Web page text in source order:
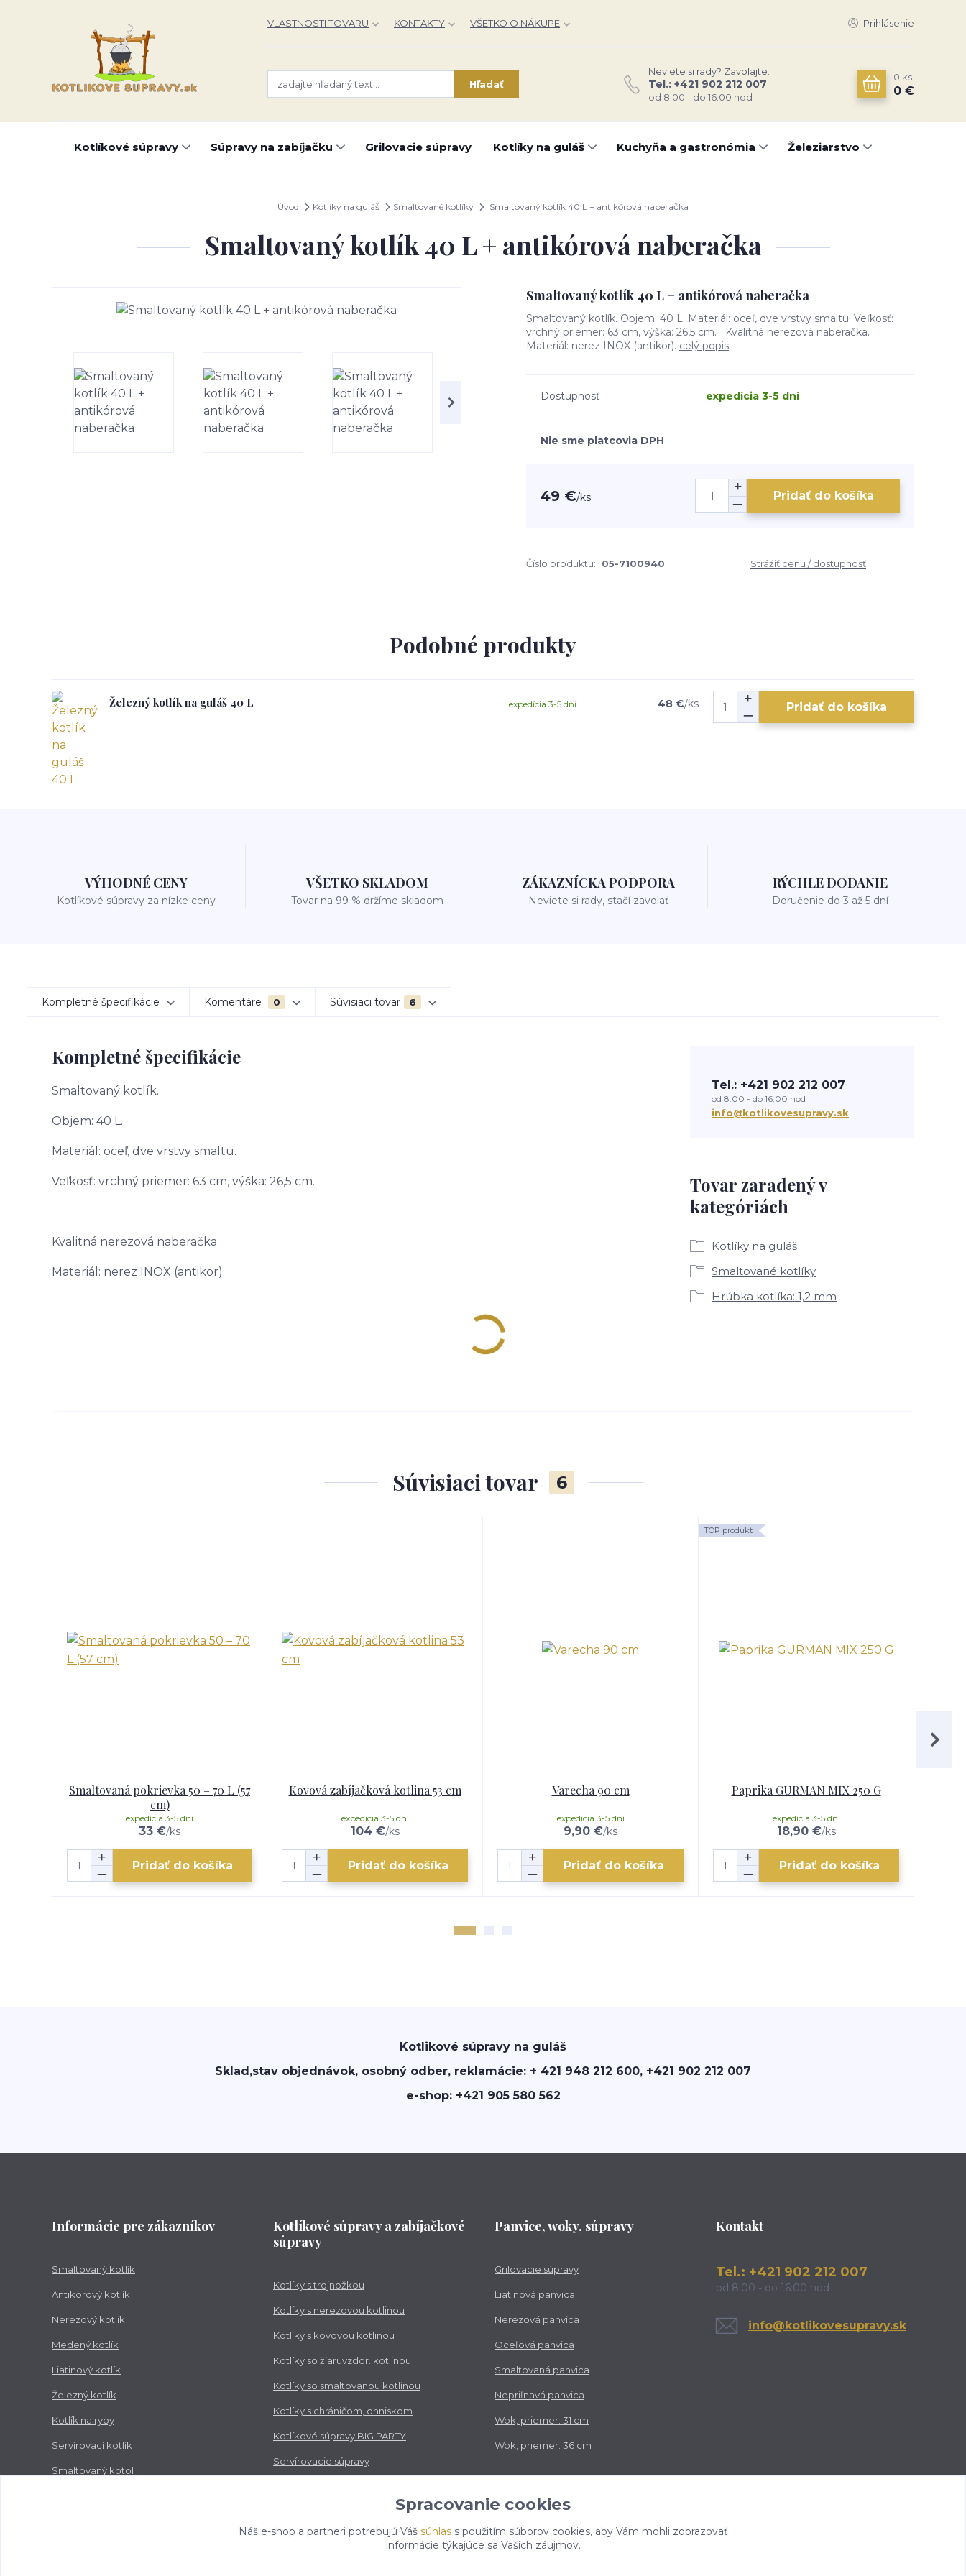
VLASTNOSTI TOVARU KONTAKTY VŠETKO O NÁKUPE Prihlásenie
Hľadať
Neviete si rady? Zavolajte.
Tel.: +421 902 212 007
od 8:00 - do 16:00 hod
0 ks
0 €
Kotlíkové súpravy Súpravy na zabíjačku Grilovacie súpravy Kotlíky na guláš Kuchyňa a gastronómia Železiarstvo
Úvod Kotlíky na guláš Smaltované kotlíky Smaltovaný kotlík 40 L + antikórová naberačka
Smaltovaný kotlík 40 L + antikórová naberačka
Smaltovaný kotlík 40 L + antikórová naberačka
Smaltovaný kotlík. Objem: 40 L. Materiál: oceľ, dve vrstvy smaltu. Veľkosť:
vrchný priemer: 63 cm, výška: 26,5 cm. Kvalitná nerezová naberačka.
Materiál: nerez INOX (antikor). celý popis
Dostupnosť expedícia 3-5 dní
Nie sme platcovia DPH
49 €/ks Pridať do košíka
Číslo produktu: 05-7100940 Strážiť cenu / dostupnosť
Podobné produkty
Železný kotlík na guláš 40 L 48 €/ks
expedícia 3-5 dní Pridať do košíka
VÝHODNÉ CENY
Kotlíkové súpravy za nízke ceny
VŠETKO SKLADOM
Tovar na 99 % držíme skladom
ZÁKAZNÍCKA PODPORA
Neviete si rady, stačí zavolať
RÝCHLE DODANIE
Doručenie do 3 až 5 dní
Kompletné špecifikácie Komentáre 0 Súvisiaci tovar 6
Kompletné špecifikácie
Smaltovaný kotlík.
Objem: 40 L.
Materiál: oceľ, dve vrstvy smaltu.
Veľkosť: vrchný priemer: 63 cm, výška: 26,5 cm.
Kvalitná nerezová naberačka.
Materiál: nerez INOX (antikor).
Tovar zaradený v
kategóriách
Kotlíky na guláš
Smaltované kotlíky
Hrúbka kotlíka: 1,2 mm
Tel.: +421 902 212 007
od 8:00 - do 16:00 hod
info@kotlikovesupravy.sk
Súvisiaci tovar 6
Smaltovaná pokrievka 50 – 70 L (57
cm)
33 €/ks
expedícia 3-5 dní
Pridať do košíka
Kovová zabíjačková kotlina 53 cm
104 €/ks
expedícia 3-5 dní
Pridať do košíka
Varecha 90 cm
9,90 €/ks
expedícia 3-5 dní
Pridať do košíka
TOP produkt
Paprika GURMAN MIX 250 G
18,90 €/ks
expedícia 3-5 dní
Pridať do košíka
Kotlikové súpravy na guláš
Sklad,stav objednávok, osobný odber, reklamácie: + 421 948 212 600, +421 902 212 007
e-shop: +421 905 580 562
Informácie pre zákazníkov
Smaltovaný kotlík
Antikorový kotlík
Nerezový kotlík
Medený kotlík
Liatinový kotlík
Železný kotlík
Kotlík na ryby
Servírovací kotlík
Smaltovaný kotol
Kotlíkové súpravy a zabíjačkové
súpravy
Kotlíky s trojnožkou
Kotlíky s nerezovou kotlinou
Kotlíky s kovovou kotlinou
Kotlíky so žiaruvzdor. kotlinou
Kotlíky so smaltovanou kotlinou
Kotlíky s chráničom, ohniskom
Kotlíkové súpravy BIG PARTY
Servírovacie súpravy
Panvice, woky, súpravy
Grilovacie súpravy
Liatinová panvica
Nerezová panvica
Oceľová panvica
Smaltovaná panvica
Nepriľnavá panvica
Wok, priemer: 31 cm
Wok, priemer: 36 cm
Kontakt
Tel.: +421 902 212 007
od 8:00 - do 16:00 hod
info@kotlikovesupravy.sk
Spracovanie cookies
Náš e-shop a partneri potrebujú Váš súhlass použitím súborov cookies, aby Vám mohli zobrazovať
informácie týkajúce sa Vašich záujmov.